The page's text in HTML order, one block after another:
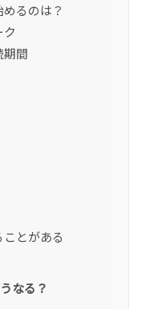
るのは？
期間
とがある
なる？